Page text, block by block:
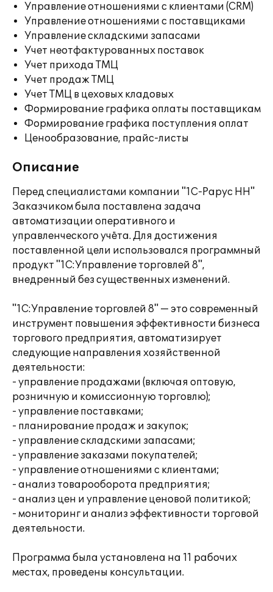
Управление отношениями с клиентами (CRM)
Управление отношениями с поставщиками
Управление складскими запасами
Учет неотфактурованных поставок
Учет прихода ТМЦ
Учет продаж ТМЦ
Учет ТМЦ в цеховых кладовых
Формирование графика оплаты поставщикам
Формирование графика поступления оплат
Ценообразование, прайс-листы
Описание
Перед специалистами компании "1С-Рарус НН"
Заказчиком была поставлена задача
автоматизации оперативного и
управленческого учёта. Для достижения
поставленной цели использовался программный
продукт "1С:Управление торговлей 8",
внедренный без существенных изменений.
"1С:Управление торговлей 8" — это современный
инструмент повышения эффективности бизнеса
торгового предприятия, автоматизирует
следующие направления хозяйственной
деятельности:
- управление продажами (включая оптовую,
розничную и комиссионную торговлю);
- управление поставками;
- планирование продаж и закупок;
- управление складскими запасами;
- управление заказами покупателей;
- управление отношениями с клиентами;
- анализ товарооборота предприятия;
- анализ цен и управление ценовой политикой;
- мониторинг и анализ эффективности торговой
деятельности.
Программа была установлена на 11 рабочих
местах, проведены консультации.